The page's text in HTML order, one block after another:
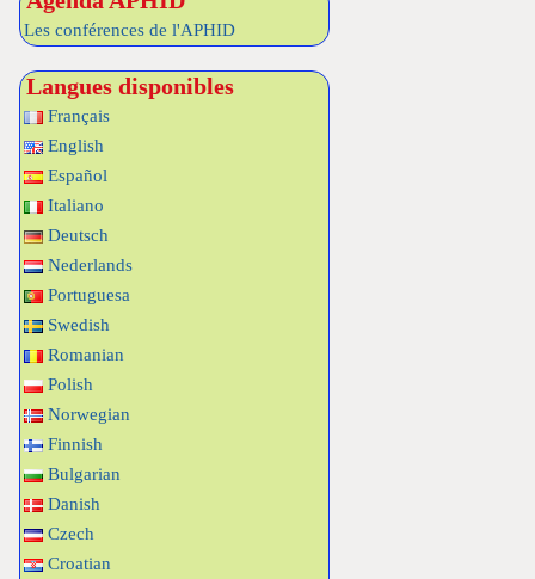
Les conférences de l'APHID
Langues disponibles
Français
English
Español
Italiano
Deutsch
Nederlands
Portuguesa
Swedish
Romanian
Polish
Norwegian
Finnish
Bulgarian
Danish
Czech
Croatian